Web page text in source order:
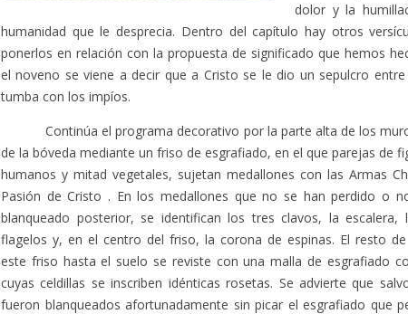
dolor y la
humanidad que le desprecia. Dentro del capítulo hay otros
ponerlos en relación con la propuesta de significado que hemos
el noveno se viene a decir que a Cristo se le dio un sepulcro
tumba con los impíos.
Continúa el programa decorativo por la parte alta de los
de la bóveda mediante un friso de esgrafiado, en el que parejas de
humanos y mitad vegetales, sujetan medallones con las Armas
Pasión de Cristo . En los medallones que no se han perdido o
blanqueado posterior, se identifican los tres clavos, la escalera,
flagelos y, en el centro del friso, la corona de espinas. El resto
este friso hasta el suelo se reviste con una malla de esgrafiado
cuyas celdillas se inscriben idénticas rosetas. Se advierte que
fueron blanqueados afortunadamente sin picar el esgrafiado que